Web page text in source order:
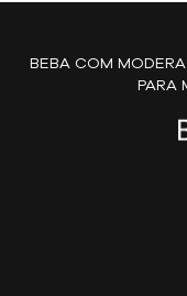
BEBA COM
PARA